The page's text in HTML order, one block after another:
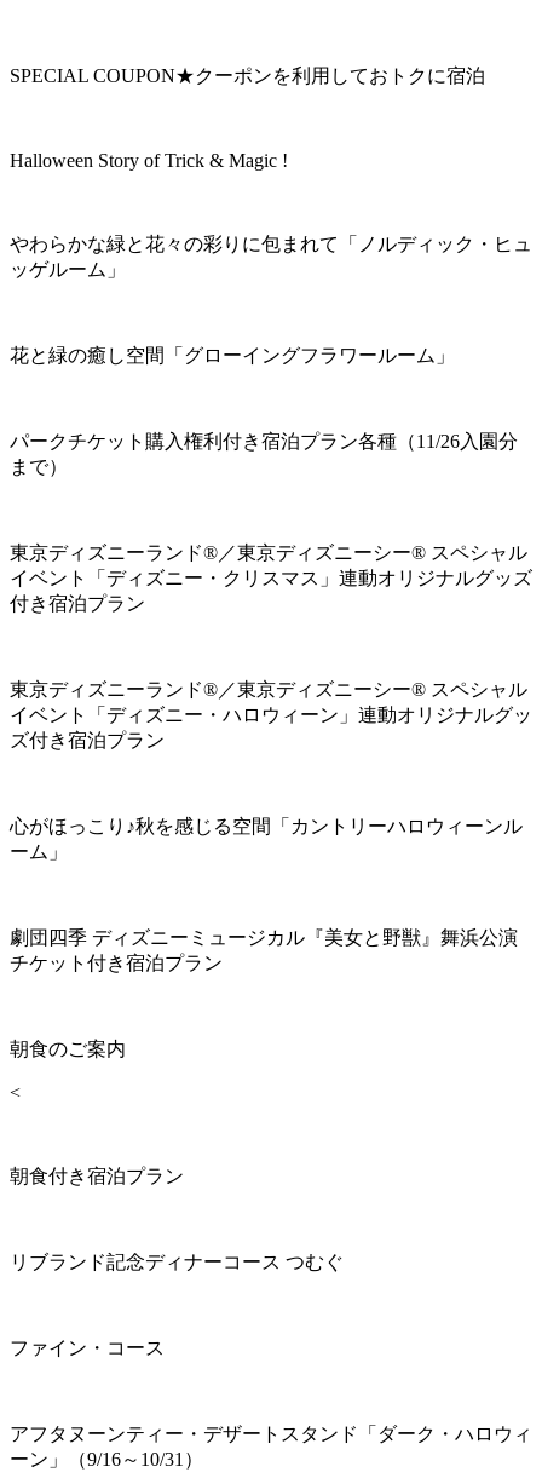
SPECIAL COUPON★クーポンを利用しておトクに宿泊
Halloween Story of Trick & Magic !
やわらかな緑と花々の彩りに包まれて「ノルディック・ヒュ
ッゲルーム」
花と緑の癒し空間「グローイングフラワールーム」
パークチケット購入権利付き宿泊プラン各種（11/26入園分
まで）
東京ディズニーランド®／東京ディズニーシー® スペシャル
イベント「ディズニー・クリスマス」連動オリジナルグッズ
付き宿泊プラン
東京ディズニーランド®／東京ディズニーシー® スペシャル
イベント「ディズニー・ハロウィーン」連動オリジナルグッ
ズ付き宿泊プラン
心がほっこり♪秋を感じる空間「カントリーハロウィーンル
ーム」
劇団四季 ディズニーミュージカル『美女と野獣』舞浜公演
チケット付き宿泊プラン
朝食のご案内
<
朝食付き宿泊プラン
リブランド記念ディナーコース つむぐ
ファイン・コース
アフタヌーンティー・デザートスタンド「ダーク・ハロウィ
ーン」（9/16～10/31）